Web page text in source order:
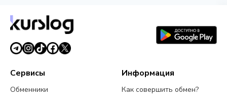
Сервисы
Обменники
Информация
Как совершить обмен?